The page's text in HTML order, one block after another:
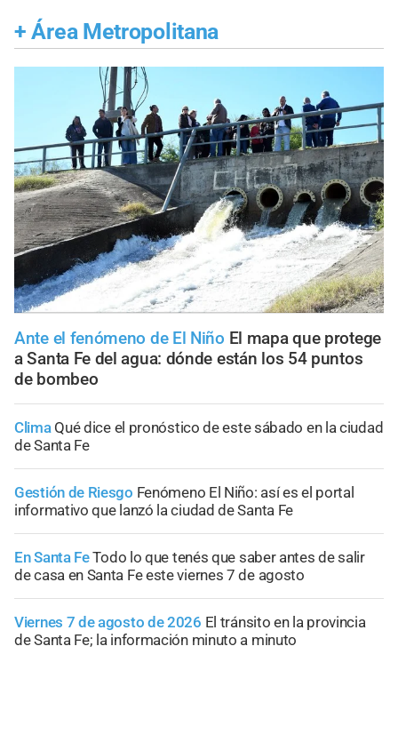
+ Área Metropolitana
Ante el fenómeno de El Niño El mapa que protege
a Santa Fe del agua: dónde están los 54 puntos
de bombeo
Clima Qué dice el pronóstico de este sábado en la ciudad
de Santa Fe
Gestión de Riesgo Fenómeno El Niño: así es el portal
informativo que lanzó la ciudad de Santa Fe
En Santa FeTodo lo que tenés que saber antes de salir
de casa en Santa Fe este viernes 7 de agosto
Viernes 7 de agosto de 2026 El tránsito en la provincia
de Santa Fe; la información minuto a minuto